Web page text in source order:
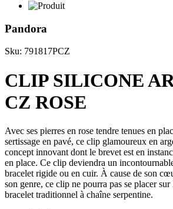
Pandora
Sku: 791817PCZ
CLIP SILICONE
CZ ROSE
Avec ses pierres en rose tendre tenues en
sertissage en pavé, ce clip glamoureux en
concept innovant dont le brevet est en
en place. Ce clip deviendra un
bracelet rigide ou en cuir. À cause de son
son genre, ce clip ne pourra pas se placer
bracelet traditionnel à chaîne serpentine.